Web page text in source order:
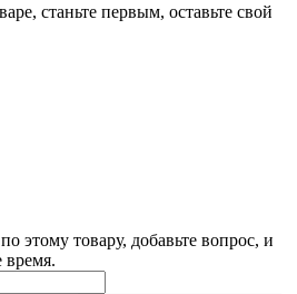
станьте первым, оставьте свой
этому товару, добавьте вопрос, и